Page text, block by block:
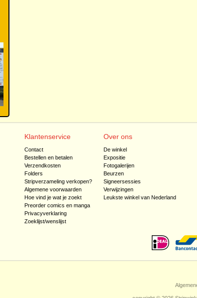
Klantenservice
Contact
Bestellen en betalen
Verzendkosten
Folders
Stripverzameling verkopen?
Algemene voorwaarden
Hoe vind je wat je zoekt
Preorder comics en manga
Privacyverklaring
Zoeklijst/wenslijst
Over ons
De winkel
Expositie
Fotogalerijen
Beurzen
Signeersessies
Verwijzingen
Leukste winkel van Nederland